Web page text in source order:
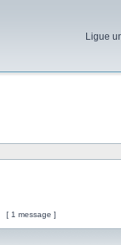
Ligue
[ 1 message ]